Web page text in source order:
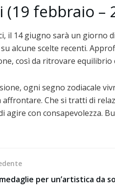
(19 febbraio –
il 14 giugno sarà un giorno
alcune scelte recenti.
così da ritrovare equilibrio
ogni segno zodiacale
affrontare. Che si tratti di
agire con consapevolezza.
per un’artistica da